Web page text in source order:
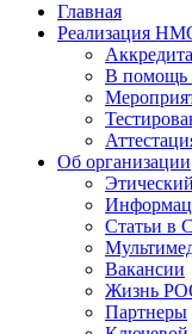
Главная
Реализация
В помощь
Об организации
Статьи в
Вакансии
Жизнь
Партнеры